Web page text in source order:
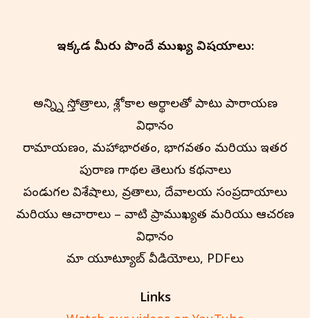
ఇక్కడ మీరు పొందే ముఖ్య విషయాలు:
అన్న్ని స్తోత్రాలు, శ్లోకాల అర్థాలతో పాటు పారాయణ
విధానం
రామాయణం, మహాభారతం, భాగవతం మరియు ఇతర
పురాణ గాథల తెలుగు కథనాలు
పండుగల విశేషాలు, వ్రతాలు, దేవాలయ సంప్రదాయాలు
మరియు ఆచారాలు – వాటి ప్రాముఖ్యత మరియు ఆచరణ
విధానం
మా యూట్యూబ్ వీడియోలు, PDFలు
Links